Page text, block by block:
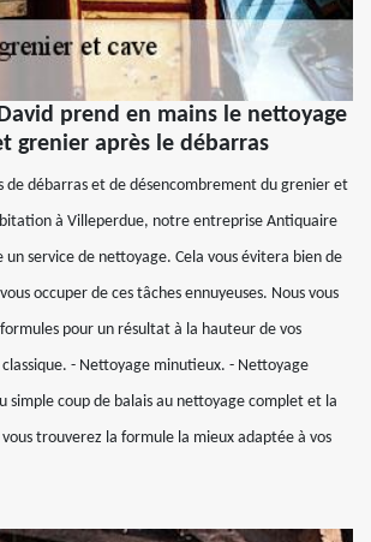
prend en mains le nettoyage
grenier après le débarras
de débarras et de désencombrement du grenier et
à Villeperdue, notre entreprise Antiquaire
un service de nettoyage. Cela vous évitera bien de
occuper de ces tâches ennuyeuses. Nous vous
pour un résultat à la hauteur de vos
- Nettoyage minutieux. - Nettoyage
simple coup de balais au nettoyage complet et la
trouverez la formule la mieux adaptée à vos